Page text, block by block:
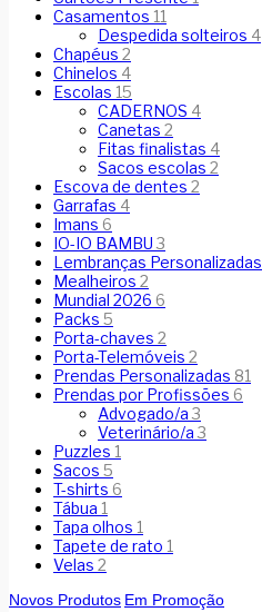
Casamentos 11
Despedida solteiros 4
Chapéus 2
Chinelos 4
Escolas 15
CADERNOS 4
Canetas 2
Fitas finalistas 4
Sacos escolas 2
Escova de dentes 2
Garrafas 4
Imans 6
IO-IO BAMBU3
Lembranças Personalizadas
Mealheiros 2
Mundial 2026 6
Packs 5
Porta-chaves 2
Porta-Telemóveis 2
Prendas Personalizadas 81
Prendas por Profissões 6
Advogado/a3
Veterinário/a3
Puzzles 1
Sacos 5
T-shirts 6
Tábua 1
Tapa olhos 1
Tapete de rato 1
Velas 2
Novos Produtos Em Promoção